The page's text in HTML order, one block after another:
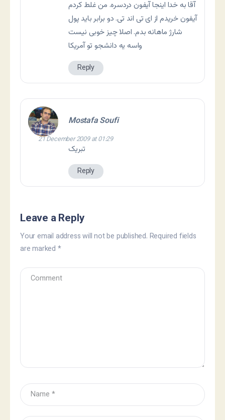
آقا به خدا اینجا آیفون دردسره. من غلط کردم
آیفون خریدم از ای تی اند تی. دو برابر باید پول
شارژ ماهانه بدم. اصلا چیز خوبی نیست
واسه یه دانشجو تو آمریکا
Reply
Mostafa Soufi
21 December 2009 at 01:29
تبریک
Reply
Leave a Reply
Your email address will not be published. Required fields
are marked *